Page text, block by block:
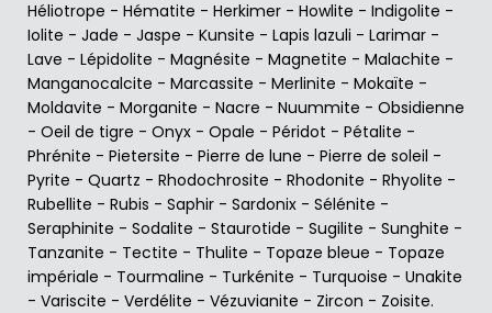
Héliotrope - Hématite - Herkimer - Howlite - Indigolite -
Iolite - Jade - Jaspe - Kunsite - Lapis lazuli - Larimar -
Lave - Lépidolite - Magnésite - Magnetite - Malachite -
Manganocalcite - Marcassite - Merlinite - Mokaïte -
Moldavite - Morganite - Nacre - Nuummite - Obsidienne
- Oeil de tigre - Onyx - Opale - Péridot - Pétalite -
Phrénite - Pietersite - Pierre de lune - Pierre de soleil -
Pyrite - Quartz - Rhodochrosite - Rhodonite - Rhyolite -
Rubellite - Rubis - Saphir - Sardonix - Sélénite -
Seraphinite - Sodalite - Staurotide - Sugilite - Sunghite -
Tanzanite - Tectite - Thulite - Topaze bleue - Topaze
impériale - Tourmaline - Turkénite - Turquoise - Unakite
- Variscite - Verdélite - Vézuvianite - Zircon - Zoisite.